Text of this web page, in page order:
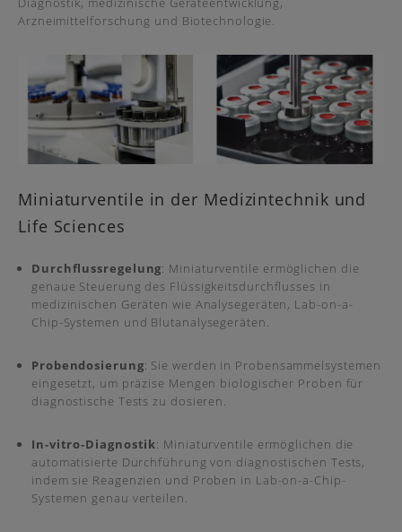
Arzneimittelforschung und Biotechnologie.
Miniaturventile in der Medizintechnik und
Life Sciences
Durchflussregelung: Miniaturventile ermöglichen die
genaue Steuerung des Flüssigkeitsdurchflusses in
medizinischen Geräten wie Analysegeräten, Lab-on-a-
Chip-Systemen und Blutanalysegeräten.
Probendosierung: Sie werden in Probensammelsystemen
eingesetzt, um präzise Mengen biologischer Proben für
diagnostische Tests zu dosieren.
In-vitro-Diagnostik: Miniaturventile ermöglichen die
automatisierte Durchführung von diagnostischen Tests,
indem sie Reagenzien und Proben in Lab-on-a-Chip-
Systemen genau verteilen.